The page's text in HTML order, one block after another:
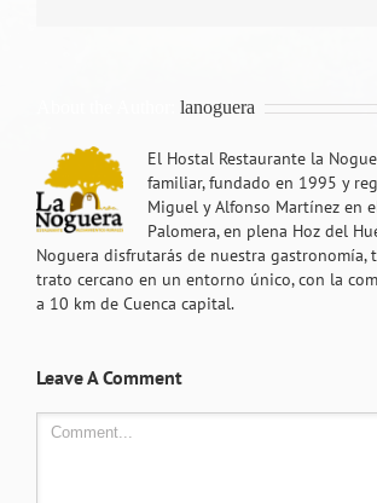
lanoguera
El Hostal Restaurante la
familiar, fundado en 1995 y
Miguel y Alfonso Martínez en
Palomera, en plena Hoz del
Noguera disfrutarás de nuestra gastronomía,
trato cercano en un entorno único, con la
a 10 km de Cuenca capital.
Leave A Comment
Comment